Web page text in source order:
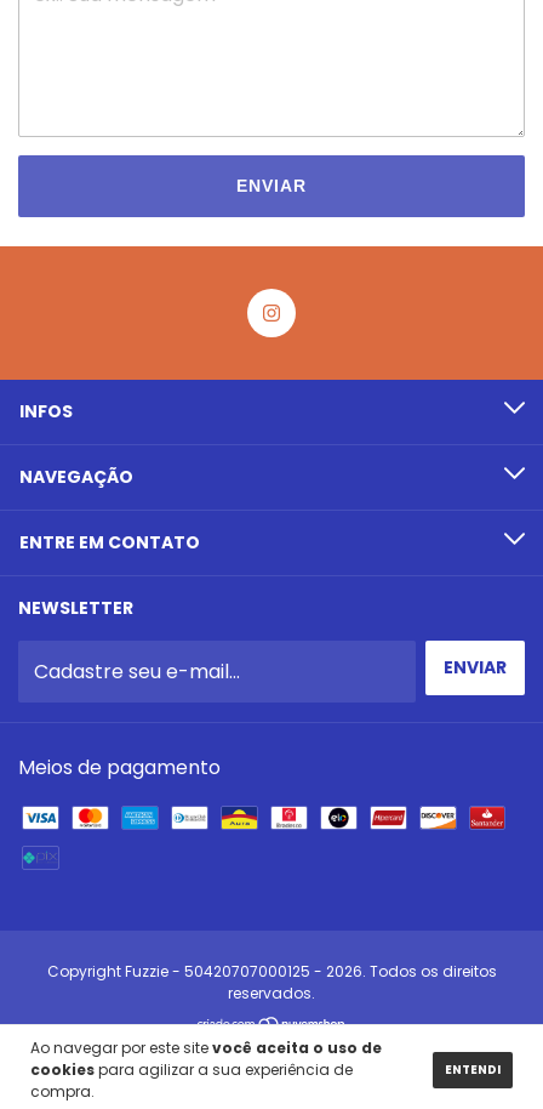
Ao navegar por este sitevocê aceita o uso de
cookiespara agilizar a sua experiência de
compra.
ENTENDI
ENVIAR
INFOS
NAVEGAÇÃO
ENTRE EM CONTATO
NEWSLETTER
Meios de pagamento
Copyright Fuzzie - 50420707000125 - 2026. Todos os direitos
reservados.